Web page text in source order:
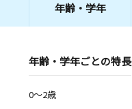
年齢・学年
年齢・学年ごとの特長
0～2歳